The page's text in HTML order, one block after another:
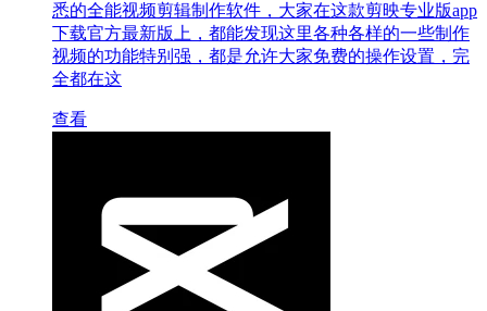
悉的全能视频剪辑制作软件，大家在这款剪映专业版app
下载官方最新版上，都能发现这里各种各样的一些制作
视频的功能特别强，都是允许大家免费的操作设置，完
全都在这
查看